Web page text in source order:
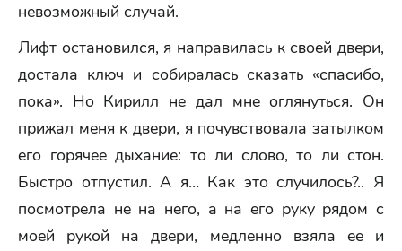
невозможный случай.
Лифт остановился, я направилась к своей двери,
достала ключ и собиралась сказать «спасибо,
пока». Но Кирилл не дал мне оглянуться. Он
прижал меня к двери, я почувствовала затылком
его горячее дыхание: то ли слово, то ли стон.
Быстро отпустил. А я… Как это случилось?.. Я
посмотрела не на него, а на его руку рядом с
моей рукой на двери, медленно взяла ее и